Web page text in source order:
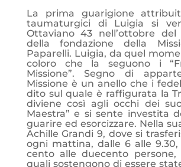
La prima guarigione
taumaturgici di Luigia si
Ottaviano 43 nell’ottobre del
della fondazione della
Paparelli. Luigia, da quel
coloro che la seguono i
Missione”. Segno di
Missione è un anello che i
dito sul quale è raffigurata la
diviene così agli occhi dei
Maestra” e si sente investita
guarire ed esorcizzare. Nella
Achille Grandi 9, dove si
ogni mattina, dalle 6 alle 9.30,
cento alle duecento persone,
quali sostengono di essere